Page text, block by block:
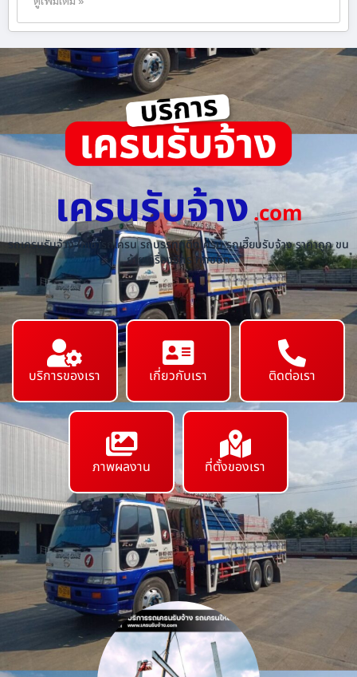
เครนรับจ้าง.com
รถเครนรับจ้าง ให้เช่ารถเครน รถบรรทุกติดเครน รถเฮี๊ยบรับจ้าง ราคาถูก ขน
ย้ายเครื่องจักร ทุกชนิด
บริการของเรา เกี่ยวกับเรา ติดต่อเรา
ภาพผลงาน ที่ตั้งของเรา